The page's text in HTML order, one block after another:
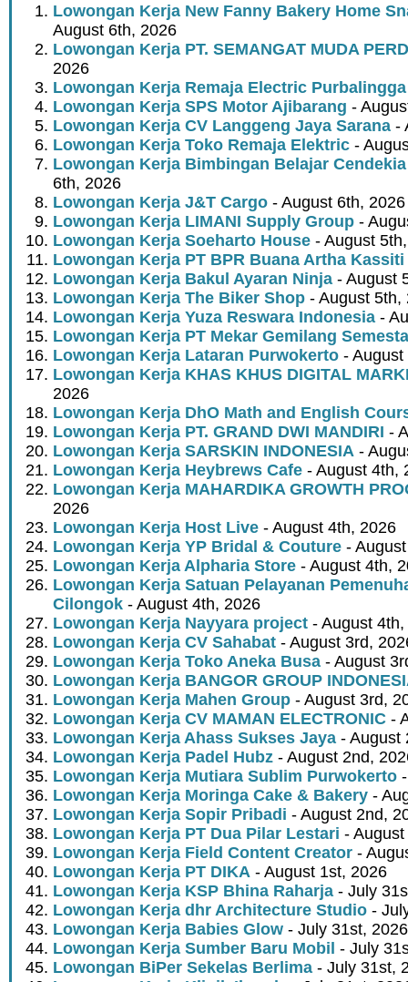
Lowongan Kerja New Fanny Bakery Home
August 6th, 2026
Lowongan Kerja PT. SEMANGAT MUDA
2026
Lowongan Kerja Remaja Electric Purbalingga
Lowongan Kerja SPS Motor Ajibarang -
Lowongan Kerja CV Langgeng Jaya Sarana -
Lowongan Kerja Toko Remaja Elektric -
Lowongan Kerja Bimbingan Belajar
6th, 2026
Lowongan Kerja J&T Cargo - August 6th, 2026
Lowongan Kerja LIMANI Supply Group -
Lowongan Kerja Soeharto House - August
Lowongan Kerja PT BPR Buana Artha Kassiti
Lowongan Kerja Bakul Ayaran Ninja - August
Lowongan Kerja The Biker Shop - August 5th,
Lowongan Kerja Yuza Reswara Indonesia -
Lowongan Kerja PT Mekar Gemilang Semesta
Lowongan Kerja Lataran Purwokerto -
Lowongan Kerja KHAS KHUS DIGITAL
2026
Lowongan Kerja DhO Math and English
Lowongan Kerja PT. GRAND DWI MANDIRI -
Lowongan Kerja SARSKIN INDONESIA -
Lowongan Kerja Heybrews Cafe - August 4th,
Lowongan Kerja MAHARDIKA GROWTH
2026
Lowongan Kerja Host Live - August 4th, 2026
Lowongan Kerja YP Bridal & Couture -
Lowongan Kerja Alpharia Store - August 4th,
Lowongan Kerja Satuan Pelayanan
Cilongok - August 4th, 2026
Lowongan Kerja Nayyara project - August
Lowongan Kerja CV Sahabat - August 3rd,
Lowongan Kerja Toko Aneka Busa - August
Lowongan Kerja BANGOR GROUP
Lowongan Kerja Mahen Group - August 3rd,
Lowongan Kerja CV MAMAN ELECTRONIC -
Lowongan Kerja Ahass Sukses Jaya - August
Lowongan Kerja Padel Hubz - August 2nd,
Lowongan Kerja Mutiara Sublim Purwokerto
Lowongan Kerja Moringa Cake & Bakery -
Lowongan Kerja Sopir Pribadi - August 2nd,
Lowongan Kerja PT Dua Pilar Lestari -
Lowongan Kerja Field Content Creator -
Lowongan Kerja PT DIKA - August 1st, 2026
Lowongan Kerja KSP Bhina Raharja - July
Lowongan Kerja dhr Architecture Studio -
Lowongan Kerja Babies Glow - July 31st, 2026
Lowongan Kerja Sumber Baru Mobil - July
Lowongan BiPer Sekelas Berlima - July 31st,